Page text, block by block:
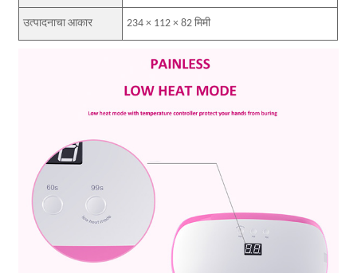
उत्पादनाचा आकार 234 × 112 × 82 मिमी